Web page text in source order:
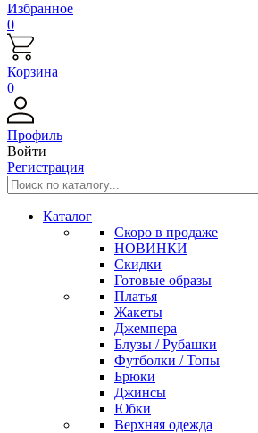
Избранное
0
Корзина
0
Профиль
Войти
Регистрация
Каталог
Скоро в продаже
НОВИНКИ
Скидки
Готовые образы
Платья
Жакеты
Джемпера
Блузы / Рубашки
Футболки / Топы
Брюки
Джинсы
Юбки
Верхняя одежда